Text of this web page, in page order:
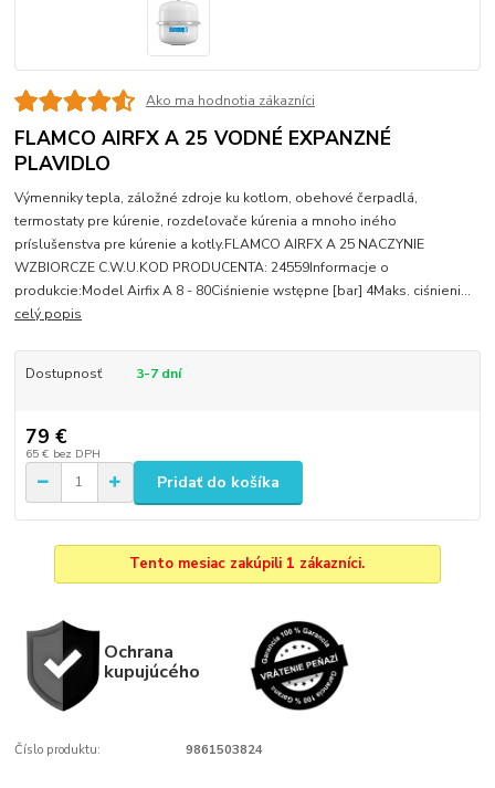
Ako ma hodnotia zákazníci
FLAMCO AIRFX A 25 VODNÉ EXPANZNÉ
PLAVIDLO
Výmenniky tepla, záložné zdroje ku kotlom, obehové čerpadlá,
termostaty pre kúrenie, rozdeľovače kúrenia a mnoho iného
príslušenstva pre kúrenie a kotly.FLAMCO AIRFX A 25 NACZYNIE
WZBIORCZE C.W.U.KOD PRODUCENTA: 24559Informacje o
produkcie:Model Airfix A 8 - 80Ciśnienie wstępne [bar] 4Maks. ciśnieni...
celý popis
Dostupnosť 3-7 dní
79 €
65 € bez DPH
Pridať do košíka
Tento mesiac zakúpili 1 zákazníci.
Ochrana
kupujúcého
Číslo produktu: 9861503824